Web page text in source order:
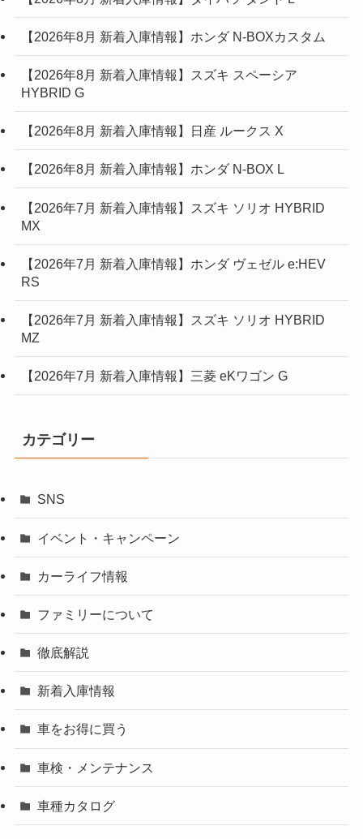
【2026年8月 新着入庫情報】ホンダ N-BOXカスタム
【2026年8月 新着入庫情報】スズキ スペーシア
HYBRID G
【2026年8月 新着入庫情報】日産 ルークス X
【2026年8月 新着入庫情報】ホンダ N-BOX L
【2026年7月 新着入庫情報】スズキ ソリオ HYBRID
MX
【2026年7月 新着入庫情報】ホンダ ヴェゼル e:HEV
RS
【2026年7月 新着入庫情報】スズキ ソリオ HYBRID
MZ
【2026年7月 新着入庫情報】三菱 eKワゴン G
カテゴリー
SNS
イベント・キャンペーン
カーライフ情報
ファミリーについて
徹底解説
新着入庫情報
車をお得に買う
車検・メンテナンス
車種カタログ